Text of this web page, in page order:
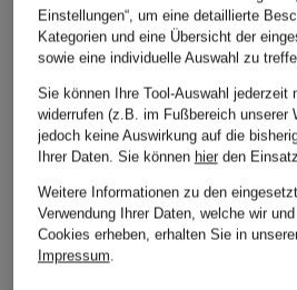
Einstellungen“, um eine detaillierte
Kategorien und eine Übersicht der
sowie eine individuelle Auswahl zu
Sie können Ihre Tool-Auswahl jederzeit
widerrufen (z.B. im Fußbereich unserer
jedoch keine Auswirkung auf die
Ihrer Daten. Sie können hierden
Weitere Informationen zu den
Verwendung Ihrer Daten, welche wir
Cookies erheben, erhalten Sie in
Impressum.